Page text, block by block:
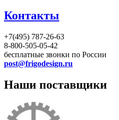
Контакты
+7(495) 787-26-63
8-800-505-05-42
бесплатные звонки по России
post@frigodesign.ru
Наши поставщики